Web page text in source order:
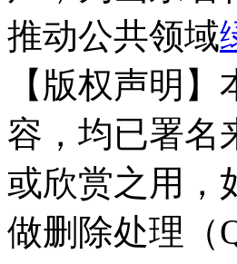
推动公共领域
【版权声明
容，均已署名
或欣赏之用，
做删除处理（